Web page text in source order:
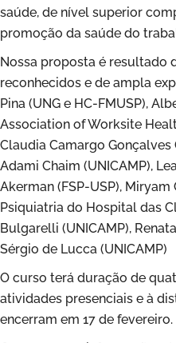
saúde, de nível superior
promoção da saúde do
Nossa proposta é resultado
reconhecidos e de ampla
Pina (UNG e HC-FMUSP),
Association of Worksite
Claudia Camargo Gonçalves
Adami Chaim (UNICAMP),
Akerman (FSP-USP),
Psiquiatria do Hospital das
Bulgarelli (UNICAMP),
Sérgio de Lucca (UNICAMP)
O curso terá duração de
atividades presenciais e à
encerram em 17 de fevereiro.